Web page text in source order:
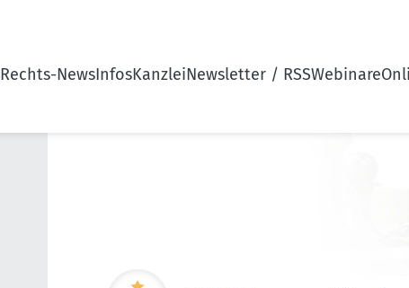
Rechts-NewsInfosKanzleiNewsletter / RSSWebinare